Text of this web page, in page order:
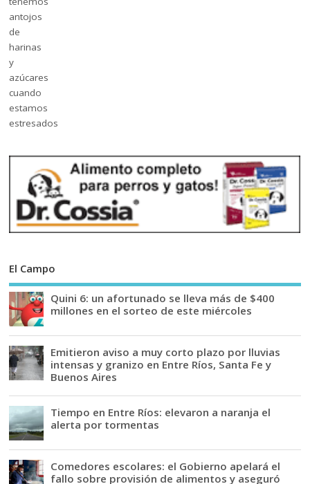
El Campo
Quini 6: un afortunado se lleva más de $400
millones en el sorteo de este miércoles
Emitieron aviso a muy corto plazo por lluvias
intensas y granizo en Entre Ríos, Santa Fe y
Buenos Aires
Tiempo en Entre Ríos: elevaron a naranja el
alerta por tormentas
Comedores escolares: el Gobierno apelará el
fallo sobre provisión de alimentos y aseguró